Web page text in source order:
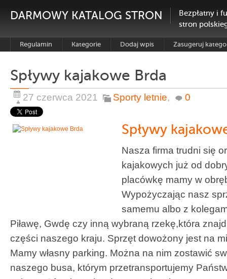
DARMOWY KATALOG STRON
Bezpłatny i
stron
Regulamin Kategorie Dodaj wpis Zasugeruj
Spływy kajakowe Brda
27 czerwca 2021 Sporty letnie, 0
Spływy
Nasza firma trudni się
kajakowych już od
placówkę mamy w
Wypożyczając nasz
samemu albo z
Piławę, Gwdę czy inną wybraną rzekę,która
części naszego kraju. Sprzęt dowożony jest na
Mamy własny parking. Można na nim zostawić
naszego busa, którym przetransportujemy